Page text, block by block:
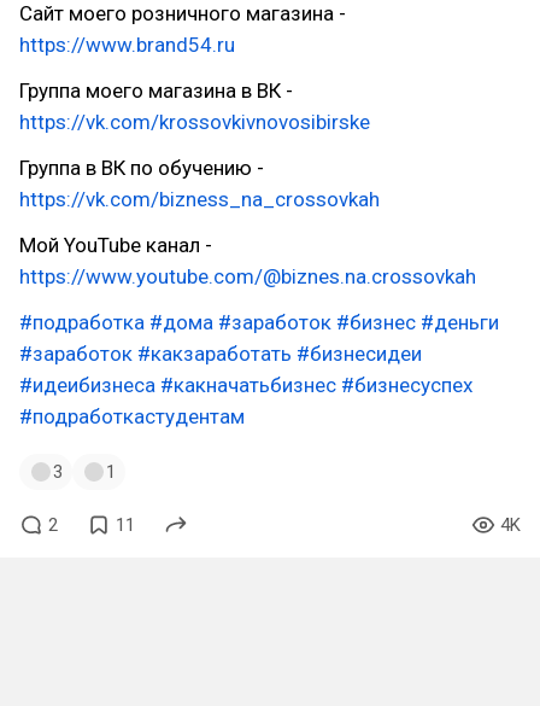
Сайт моего розничного магазина -
https://www.brand54.ru
Группа моего магазина в ВК -
https://vk.com/krossovkivnovosibirske
Группа в ВК по обучению -
https://vk.com/bizness_na_crossovkah
Мой YouTube канал -
https://www.youtube.com/@biznes.na.crossovkah
#подработка #дома #заработок #бизнес #деньги
#заработок #какзаработать #бизнесидеи
#идеибизнеса #какначатьбизнес #бизнесуспех
#подработкастудентам
3 1
2 11 4K